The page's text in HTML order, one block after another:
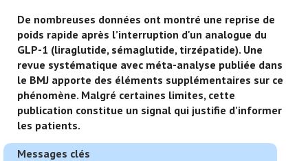
De nombreuses données ont montré une reprise de
poids rapide après l’interruption d'un analogue du
GLP-1 (liraglutide, sémaglutide, tirzépatide). Une
revue systématique avec méta-analyse publiée dans
le BMJ apporte des éléments supplémentaires sur ce
phénomène. Malgré certaines limites, cette
publication constitue un signal qui justifie d’informer
les patients.
Messages clés